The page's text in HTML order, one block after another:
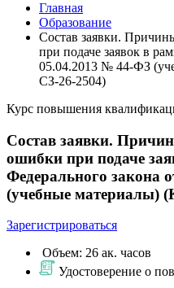
Главная
Образование
Состав заявки.
при подаче заявок в
05.04.2013 № 44-ФЗ
СЗ-26-2504)
Курс повышения
Состав заявки.
ошибки при подаче
Федерального закона
(учебные материалы)
Зарегистрироваться
Объем: 26 ак. часов
Удостоверение о